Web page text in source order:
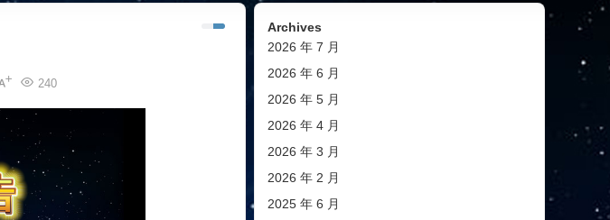
240
Archives
2026 年 7 月
2026 年 6 月
2026 年 5 月
2026 年 4 月
2026 年 3 月
2026 年 2 月
2025 年 6 月